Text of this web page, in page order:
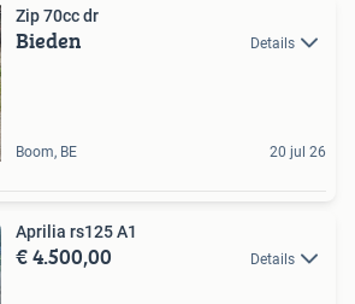
Zip 70cc dr
Bieden Details
Boom, BE 20 jul 26
Aprilia rs125 A1
€ 4.500,00 Details